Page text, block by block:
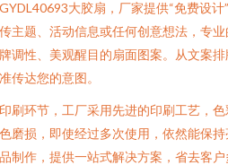
大胶扇，厂家提供“免费设
主题、活动信息或任何创意想法，专
调性、美观醒目的扇面图案。从文案
传达您的意图。
刷环节，工厂采用先进的印刷工艺，
磨损，即使经过多次使用，依然能保
制作，提供一站式解决方案，省去客户